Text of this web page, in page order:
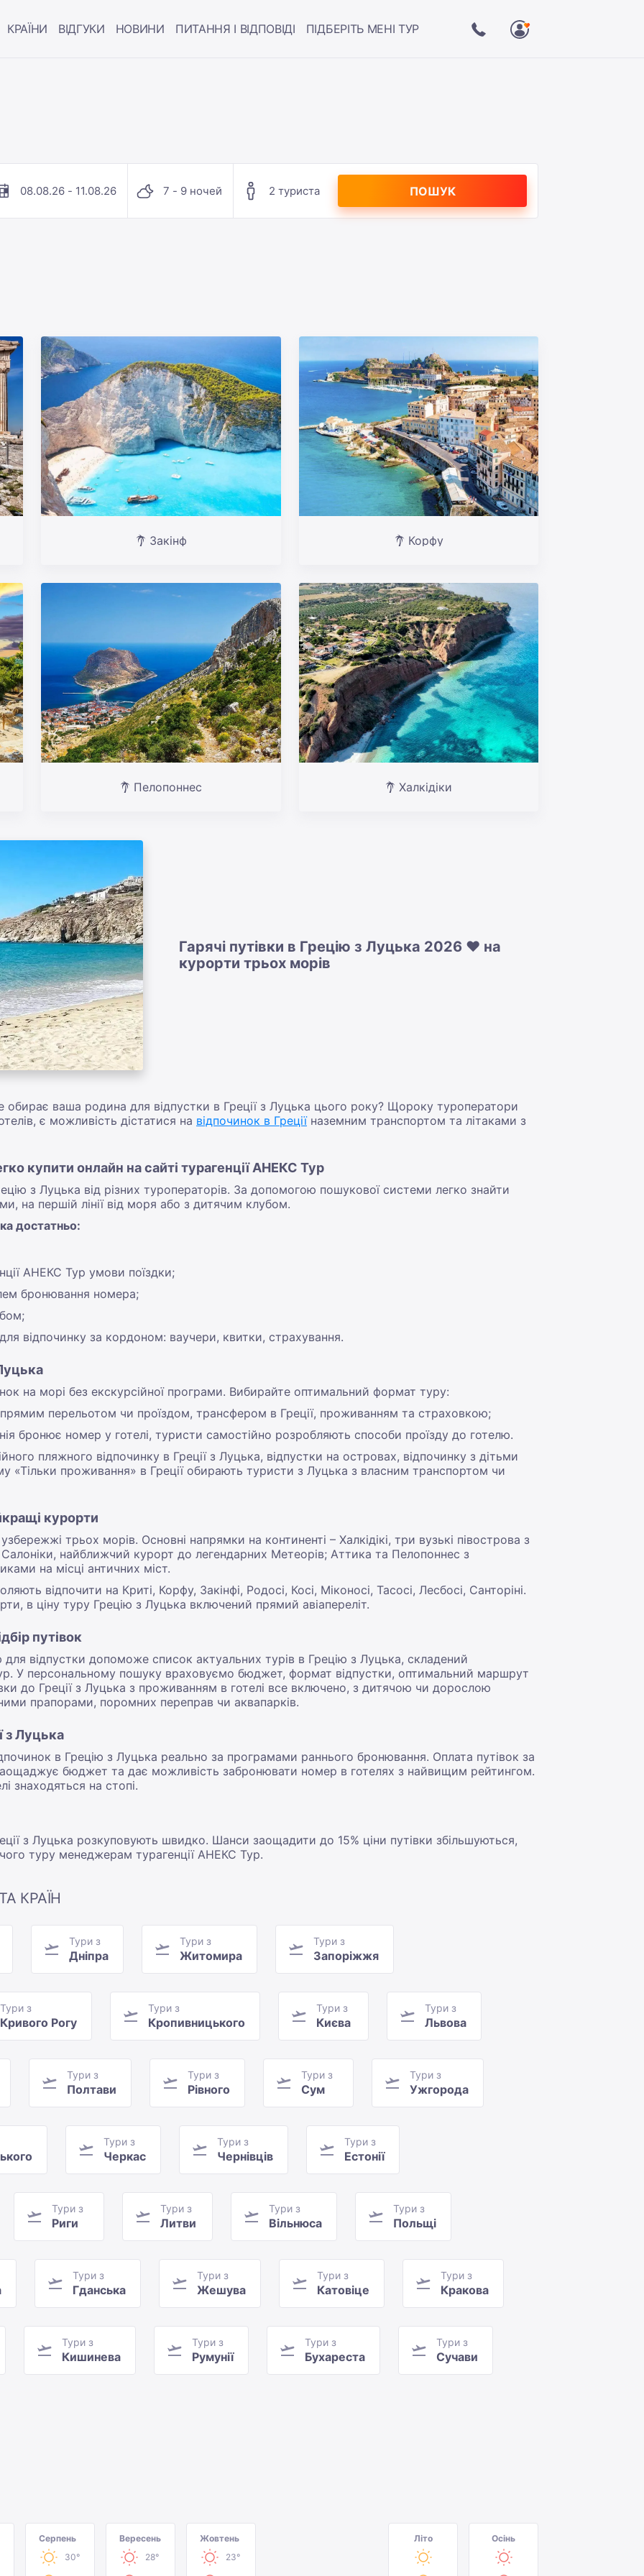
КРАЇНИ ВІДГУКИ НОВИНИ ПИТАННЯ І ВІДПОВІДІ ПІДБЕРІТЬ МЕНІ ТУР
08.08.26 - 11.08.26 7 - 9 ночей 2 туриста ПОШУК
Закінф Корфу
Пелопоннес Халкідіки
Гарячі путівки в Грецію з Луцька 2026 ❤️ на
курорти трьох морів
обирає ваша родина для відпустки в Греції з Луцька цього року? Щороку туроператори
є можливість дістатися на відпочинок в Греціїназемним транспортом та літаками з
купити онлайн на сайті турагенції АНЕКС Тур
з Луцька від різних туроператорів. За допомогою пошукової системи легко знайти
на першій лінії від моря або з дитячим клубом.
достатньо:
АНЕКС Тур умови поїздки;
бронювання номера;
відпочинку за кордоном: ваучери, квитки, страхування.
на морі без екскурсійної програми. Вибирайте оптимальний формат туру:
перельотом чи проїздом, трансфером в Греції, проживанням та страховкою;
бронює номер у готелі, туристи самостійно розробляють способи проїзду до готелю.
пляжного відпочинку в Греції з Луцька, відпустки на островах, відпочинку з дітьми
«Тільки проживання» в Греції обирають туристи з Луцька з власним транспортом чи
курорти
трьох морів. Основні напрямки на континенті – Халкідікі, три вузькі півострова з
найближчий курорт до легендарних Метеорів; Аттика та Пелопоннес з
на місці античних міст.
відпочити на Криті, Корфу, Закінфі, Родосі, Косі, Міконосі, Тасосі, Лесбосі, Санторіні.
в ціну туру Грецію з Луцька включений прямий авіапереліт.
путівок
відпустки допоможе список актуальних турів в Грецію з Луцька, складений
У персональному пошуку враховуємо бюджет, формат відпустки, оптимальний маршрут
до Греції з Луцька з проживанням в готелі все включено, з дитячою чи дорослою
прапорами, поромних переправ чи аквапарків.
з Луцька
в Грецію з Луцька реально за програмами раннього бронювання. Оплата путівок за
заощаджує бюджет та дає можливість забронювати номер в готелях з найвищим рейтингом.
знаходяться на стопі.
з Луцька розкуповують швидко. Шанси заощадити до 15% ціни путівки збільшуються,
туру менеджерам турагенції АНЕКС Тур.
КРАЇН
Тури з
Дніпра
Тури з
Житомира
Тури з
Запоріжжя
Тури з
Кривого Рогу
Тури з
Кропивницького
Тури з
Києва
Тури з
Львова
Тури з
Полтави
Тури з
Рівного
Тури з
Сум
Тури з
Ужгорода
Тури з
Черкас
Тури з
Чернівців
Тури з
Естонії
Тури з
Риги
Тури з
Литви
Тури з
Вільнюса
Тури з
Польщі
Тури з
Гданська
Тури з
Жешува
Тури з
Катовіце
Тури з
Кракова
Тури з
Кишинева
Тури з
Румунії
Тури з
Бухареста
Тури з
Сучави
Серпень
30°
Вересень
28°
Жовтень
23°
Літо Осінь